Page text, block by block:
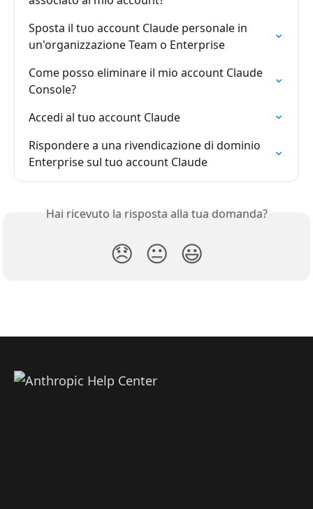
Sposta il tuo account Claude personale in
un'organizzazione Team o Enterprise
Come posso eliminare il mio account Claude
Console?
Accedi al tuo account Claude
Rispondere a una rivendicazione di dominio
Enterprise sul tuo account Claude
Hai ricevuto la risposta alla tua domanda?
😞 😐 😃